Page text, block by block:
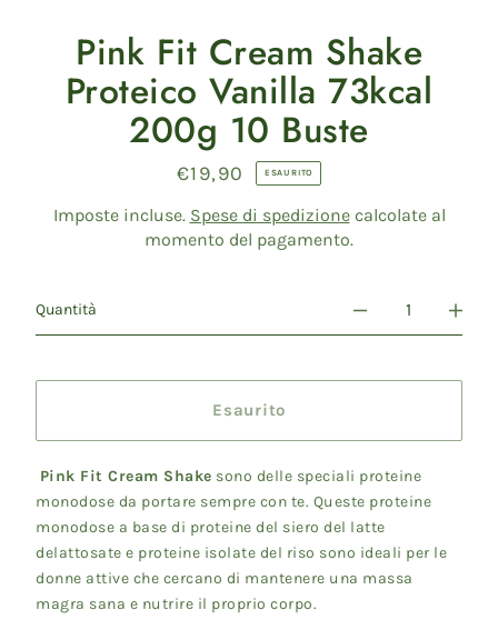
Pink Fit Cream Shake
Proteico Vanilla 73kcal
200g 10 Buste
Prezzo
listino
€19,90 ESAURITO
Imposte incluse. Spese di spedizionecalcolate al
momento del pagamento.
Quantità
Esaurito
Pink Fit Cream Shake sono delle speciali proteine
monodose da portare sempre con te. Queste proteine
monodose a base di proteine del siero del latte
delattosate e proteine isolate del riso sono ideali per le
donne attive che cercano di mantenere una massa
magra sana e nutrire il proprio corpo.